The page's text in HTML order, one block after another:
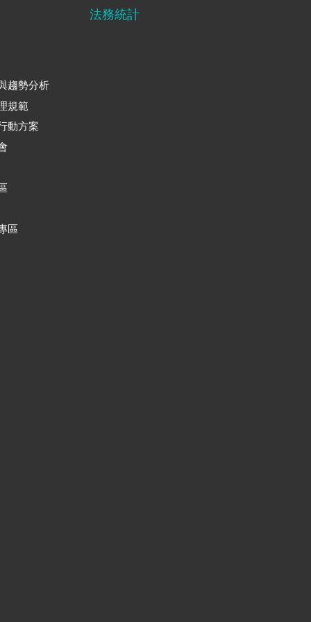
趨勢分析
規範
動方案
區
法務統計